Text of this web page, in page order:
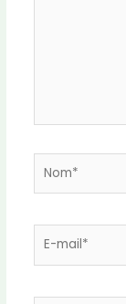
mail*